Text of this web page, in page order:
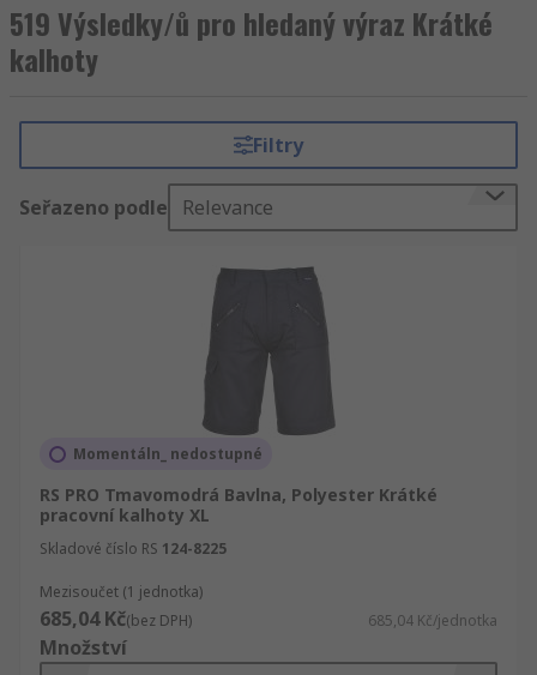
519 Výsledky/ů pro hledaný výraz Krátké
kalhoty
Filtry
Seřazeno podle Relevance
Momentáln_ nedostupné
RS PRO Tmavomodrá Bavlna, Polyester Krátké
pracovní kalhoty XL
Skladové číslo RS 124-8225
Mezisoučet (1 jednotka)
685,04 Kč(bez DPH) 685,04 Kč/jednotka
Množství